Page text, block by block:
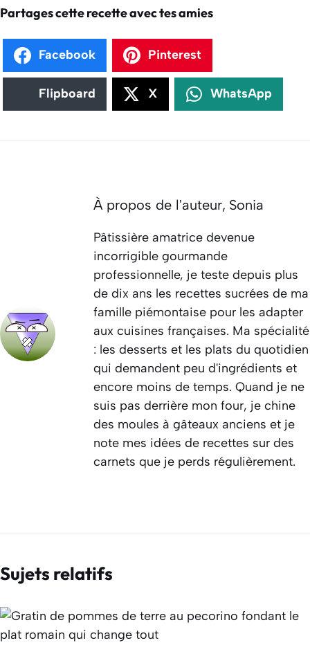
Partages cette recette avec tes amies
Facebook Pinterest
Flipboard X WhatsApp
À propos de l'auteur, Sonia
Pâtissière amatrice devenue
incorrigible gourmande
professionnelle, je teste depuis plus
de dix ans les recettes sucrées de ma
famille piémontaise pour les adapter
aux cuisines françaises. Ma spécialité
: les desserts et les plats du quotidien
qui demandent peu d'ingrédients et
encore moins de temps. Quand je ne
suis pas derrière mon four, je chine
des moules à gâteaux anciens et je
note mes idées de recettes sur des
carnets que je perds régulièrement.
Sujets relatifs